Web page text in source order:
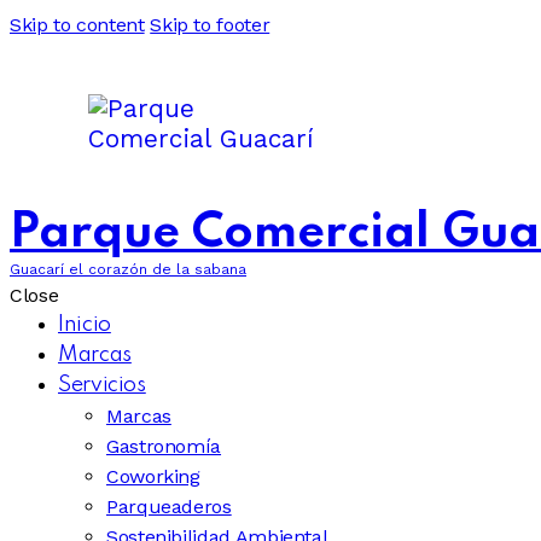
Skip to content Skip to footer
Parque Comercial
Guacarí el corazón de la sabana
Close
Inicio
Marcas
Servicios
Marcas
Gastronomía
Coworking
Parqueaderos